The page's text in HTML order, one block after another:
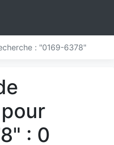
: "0169-6378"
: 0